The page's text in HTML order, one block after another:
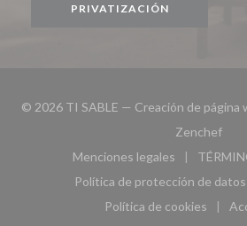
PRIVATIZACIÓN
© 2026 TI SABLE — Creación de página
Zenchef
Menciones legales
((abre en una nueva
Política de protección de
((abre
Política de cookies
((abre en una